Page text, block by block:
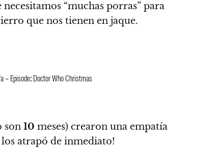
“muchas porras” para
que nos tienen en jaque.
– Episode: Doctor Who Christmas
son 10 meses) crearon una empatía
los atrapó de inmediato!